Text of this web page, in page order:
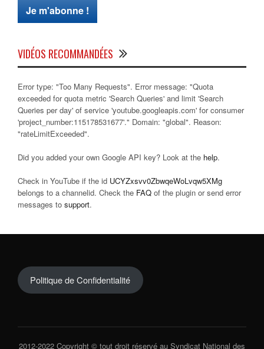
VIDÉOS RECOMMANDÉES
Error type: "Too Many Requests". Error message: "Quota
exceeded for quota metric 'Search Queries' and limit 'Search
Queries per day' of service 'youtube.googleapis.com' for consumer
'project_number:115178531677'." Domain: "global". Reason:
"rateLimitExceeded".
Did you added your own Google API key? Look at the help.
Check in YouTube if the id UCYZxsvv0ZbwqeWoLvqw5XMg
belongs to a channelid. Check the FAQ of the plugin or send error
messages to support.
Politique de Confidentialité
2012-2022 Copyright © tout droit réservé au Syndicat National des